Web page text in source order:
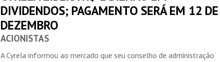
DIVIDENDOS; PAGAMENTO SERÁ EM 12 DE
DEZEMBRO
ACIONISTAS
A Cyrela informou ao mercado que seu conselho de administração